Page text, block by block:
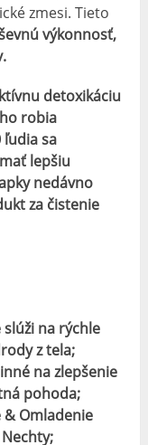
zmesi. Tieto
výkonnosť,
detoxikáciu
robia
ľudia sa
lepšiu
nedávno
za čistenie
na rýchle
z tela;
na zlepšenie
pohoda;
Omladenie